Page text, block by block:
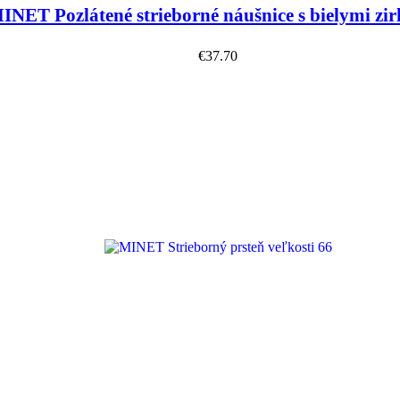
Pozlátené strieborné náušnice s bielymi
€37.70